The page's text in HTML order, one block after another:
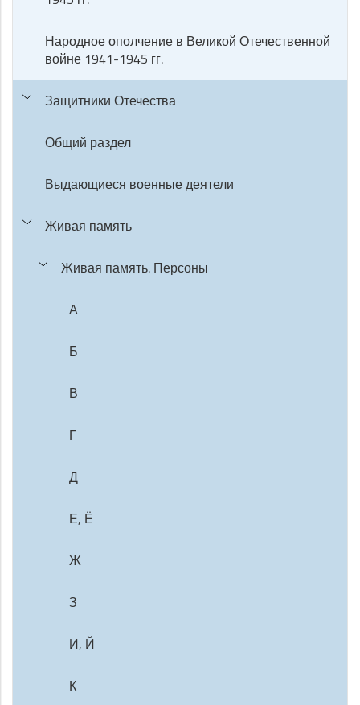
Народное ополчение в Великой Отечественной
войне 1941-1945 гг.
Защитники Отечества
Общий раздел
Выдающиеся военные деятели
Живая память
Живая память. Персоны
А
Б
В
Г
Д
Е, Ё
Ж
З
И, Й
К